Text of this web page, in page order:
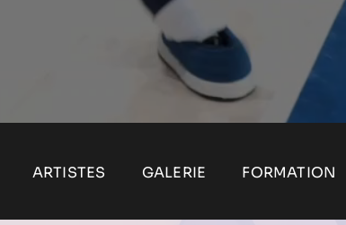
ARTISTES GALERIE FORMATION